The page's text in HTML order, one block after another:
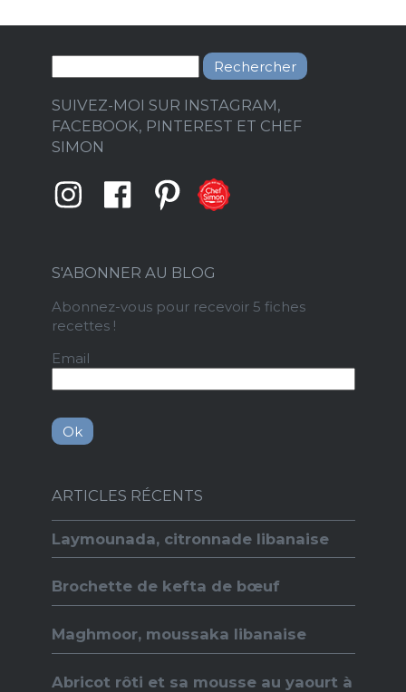
SUIVEZ-MOI SUR INSTAGRAM,
FACEBOOK, PINTEREST ET CHEF
SIMON
S'ABONNER AU BLOG
Abonnez-vous pour recevoir 5 fiches
recettes !
Email
ARTICLES RÉCENTS
Laymounada, citronnade libanaise
Brochette de kefta de bœuf
Maghmoor, moussaka libanaise
Abricot rôti et sa mousse au yaourt à